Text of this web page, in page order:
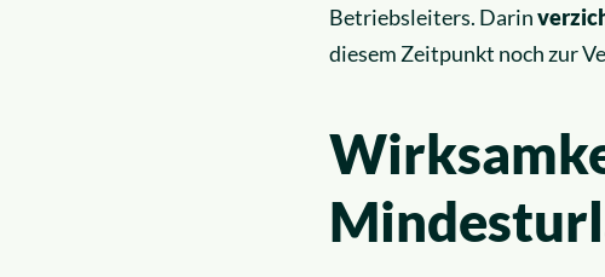
Betriebsleiters. Darin
diesem Zeitpunkt noch zur